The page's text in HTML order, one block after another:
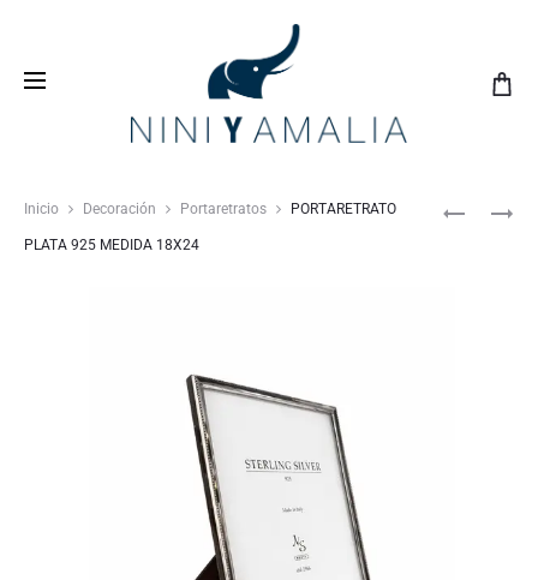
con nosotros y vive una
experiencia inolvidable
Inicio Decoración Portaretratos PORTARETRATO
PLATA 925 MEDIDA 18X24